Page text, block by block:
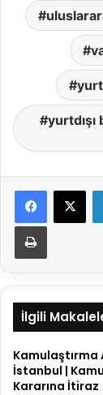
Yazdır
İlgili
Kamulaştırma
İstanbul |
Kararına İtiraz